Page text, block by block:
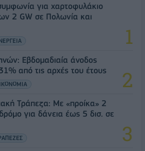
για χαρτοφυλάκιο
2 GW σε Πολωνία και
Εβδομαδιαία άνοδος
από τις αρχές του έτους
Τράπεζα: Με «προίκα» 2
για δάνεια έως 5 δισ. σε